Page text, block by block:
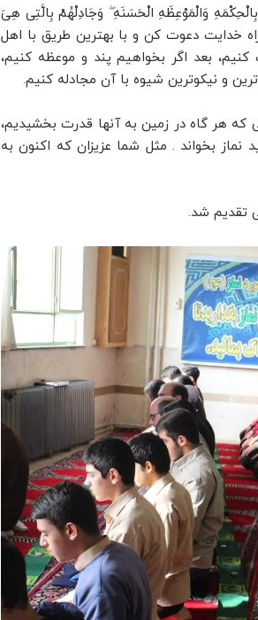
وَالْمَوْعِظَهِ الْحَسَنَهِ ۖ وَجَادِلْهُمْ بِالَّتِی هِیَ
خدایت دعوت کن و با بهترین طریق با اهل
بعد اگر بخواهیم پند و موعظه کنیم،
و نیکوترین شیوه با آن مجادله کنیم.
که هر گاه در زمین به آنها قدرت بخشیدیم،
بخواند . مثل شما عزیزان که اکنون به
تقدیم شد.